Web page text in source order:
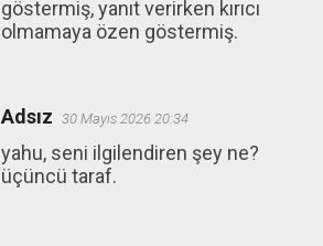
göstermiş, yanıt verirken kırıcı
olmamaya özen göstermiş.
Adsız 30 Mayıs 2026 20:34
yahu, seni ilgilendiren şey ne?
üçüncü taraf.